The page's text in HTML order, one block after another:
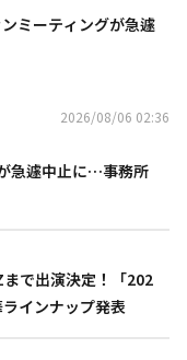
ミーティングが急遽
2026/08/06 02:36
急遽中止に…事務所
で出演決定！「202
インナップ発表